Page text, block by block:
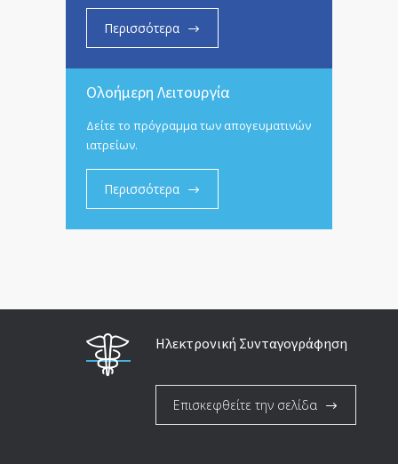
Περισσότερα
Ολοήμερη Λειτουργία
Δείτε το πρόγραμμα των απογευματινών
ιατρείων.
Περισσότερα
Ηλεκτρονική Συνταγογράφηση
Επισκεφθείτε την σελίδα